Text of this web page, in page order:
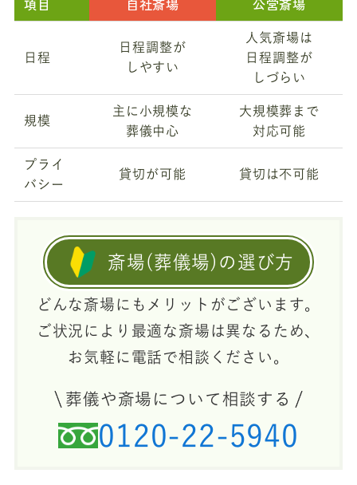
項目 自社斎場 公営斎場
日程
日程調整が
しやすい
人気斎場は
日程調整が
しづらい
規模
主に小規模な
葬儀中心
大規模葬まで
対応可能
プライ
バシー
貸切が可能 貸切は不可能
斎場(葬儀場)の選び方
どんな斎場にもメリットがございます。
ご状況により最適な斎場は異なるため、
お気軽に電話で相談ください。
葬儀や斎場について相談する
0120-22-5940